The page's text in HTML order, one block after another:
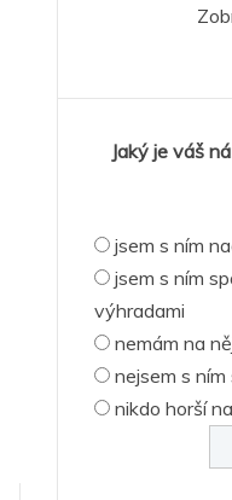
Jaký je váš
jsem s ním
jsem s ním
výhradami
nemám na
nejsem s ním
nikdo horší